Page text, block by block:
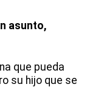
asunto,
que pueda
su hijo que se